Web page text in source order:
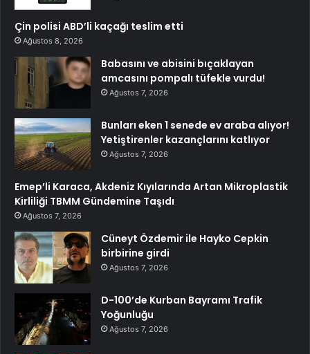
Çin polisi ABD’li kaçağı teslim etti
Ağustos 8, 2026
Babasını ve abisini bıçaklayan
amcasını pompalı tüfekle vurdu!
Ağustos 7, 2026
Bunları eken 1 senede ev araba alıyor!
Yetiştirenler kazançlarını katlıyor
Ağustos 7, 2026
Emep’li Karaca, Akdeniz Kıyılarında Artan Mikroplastik
Kirliliği TBMM Gündemine Taşıdı
Ağustos 7, 2026
Cüneyt Özdemir ile Hayko Cepkin
birbirine girdi
Ağustos 7, 2026
D-100’de Kurban Bayramı Trafik
Yoğunluğu
Ağustos 7, 2026